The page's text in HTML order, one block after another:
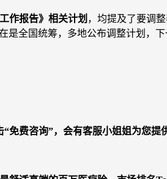
作报告》相关计划 ，均提及了要调
全国统筹，多地公布调整计划，
费咨询”，会有客服小姐姐为您提